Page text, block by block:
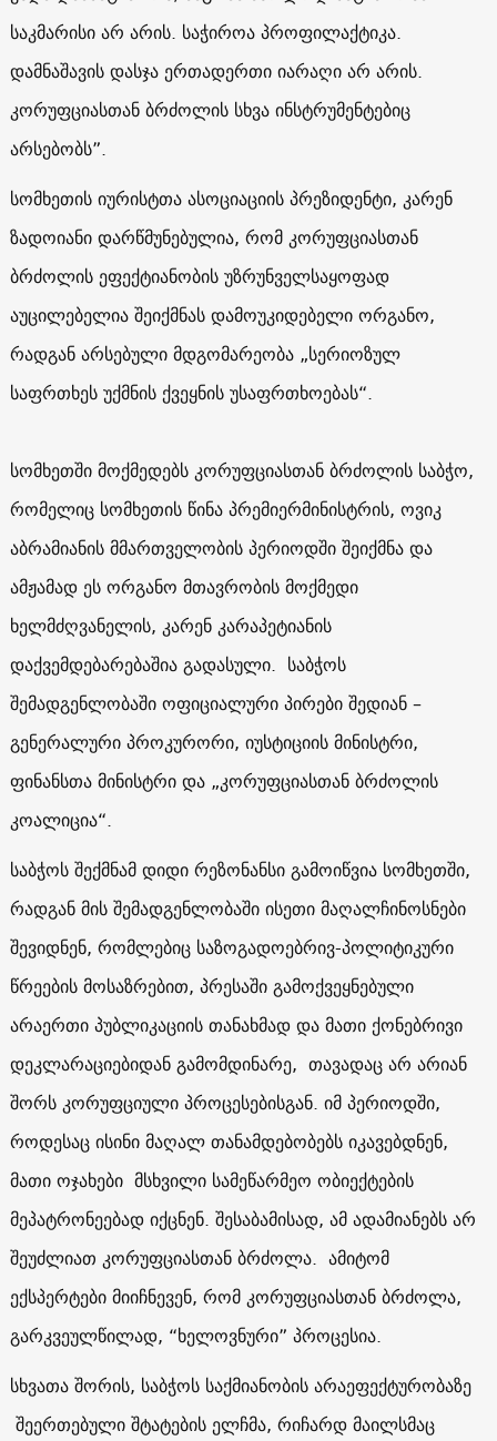
საკმარისი არ არის. საჭიროა პროფილაქტიკა.
დამნაშავის დასჯა ერთადერთი იარაღი არ არის.
კორუფციასთან ბრძოლის სხვა ინსტრუმენტებიც
არსებობს”.
სომხეთის იურისტთა ასოციაციის პრეზიდენტი, კარენ
ზადოიანი დარწმუნებულია, რომ კორუფციასთან
ბრძოლის ეფექტიანობის უზრუნველსაყოფად
აუცილებელია შეიქმნას დამოუკიდებელი ორგანო,
რადგან არსებული მდგომარეობა „სერიოზულ
საფრთხეს უქმნის ქვეყნის უსაფრთხოებას“.
სომხეთში მოქმედებს კორუფციასთან ბრძოლის საბჭო,
რომელიც სომხეთის წინა პრემიერმინისტრის, ოვიკ
აბრამიანის მმართველობის პერიოდში შეიქმნა და
ამჟამად ეს ორგანო მთავრობის მოქმედი
ხელმძღვანელის, კარენ კარაპეტიანის
დაქვემდებარებაშია გადასული. საბჭოს
შემადგენლობაში ოფიციალური პირები შედიან –
გენერალური პროკურორი, იუსტიციის მინისტრი,
ფინანსთა მინისტრი და „კორუფციასთან ბრძოლის
კოალიცია“.
საბჭოს შექმნამ დიდი რეზონანსი გამოიწვია სომხეთში,
რადგან მის შემადგენლობაში ისეთი მაღალჩინოსნები
შევიდნენ, რომლებიც საზოგადოებრივ-პოლიტიკური
წრეების მოსაზრებით, პრესაში გამოქვეყნებული
არაერთი პუბლიკაციის თანახმად და მათი ქონებრივი
დეკლარაციებიდან გამომდინარე, თავადაც არ არიან
შორს კორუფციული პროცესებისგან. იმ პერიოდში,
როდესაც ისინი მაღალ თანამდებობებს იკავებდნენ,
მათი ოჯახები მსხვილი სამეწარმეო ობიექტების
მეპატრონეებად იქცნენ. შესაბამისად, ამ ადამიანებს არ
შეუძლიათ კორუფციასთან ბრძოლა. ამიტომ
ექსპერტები მიიჩნევენ, რომ კორუფციასთან ბრძოლა,
გარკვეულწილად, “ხელოვნური” პროცესია.
სხვათა შორის, საბჭოს საქმიანობის არაეფექტურობაზე
შეერთებული შტატების ელჩმა, რიჩარდ მაილსმაც